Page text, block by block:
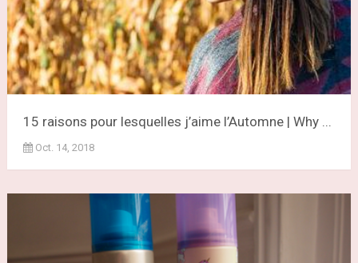
15 raisons pour lesquelles j’aime l’Automne | Why ...
Oct. 14, 2018